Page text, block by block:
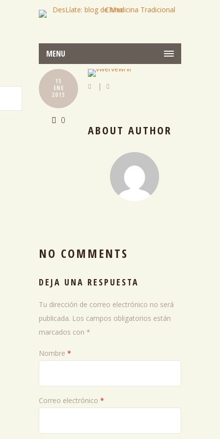
MENU
15
ENE
2015
0
|
ABOUT AUTHOR
NO COMMENTS
DEJA UNA RESPUESTA
Tu dirección de correo electrónico no será
publicada. Los campos obligatorios están
marcados con *
Nombre *
Correo electrónico *